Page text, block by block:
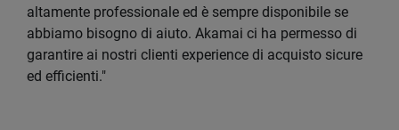
altamente professionale ed è sempre disponibile se
abbiamo bisogno di aiuto. Akamai ci ha permesso di
garantire ai nostri clienti experience di acquisto sicure
ed efficienti."